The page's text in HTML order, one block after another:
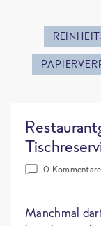
0 Kommentare
Manchmal